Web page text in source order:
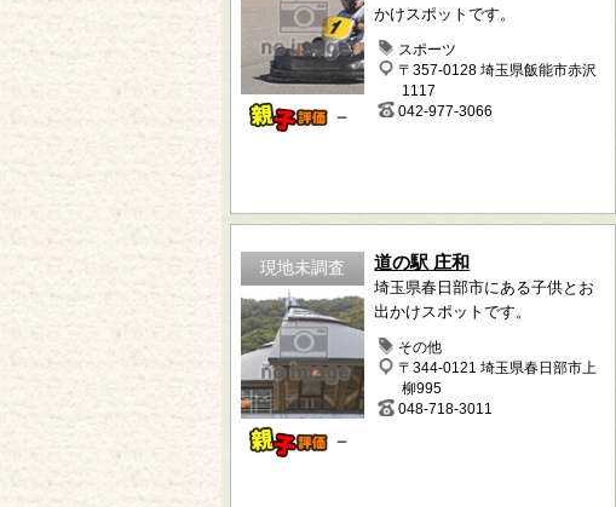
－
かけスポットです。
スポーツ
〒357-0128 埼玉県飯能市赤沢
1117
042-977-3066
現地未調査
－
道の駅 庄和
埼玉県春日部市にある子供とお
出かけスポットです。
その他
〒344-0121 埼玉県春日部市上
柳995
048-718-3011